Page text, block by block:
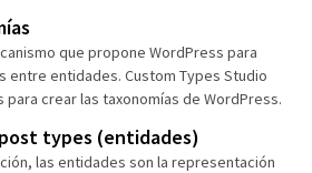
que propone WordPress para
entre entidades. Custom Types Studio
crear las taxonomías de WordPress.
types (entidades)
las entidades son la representación